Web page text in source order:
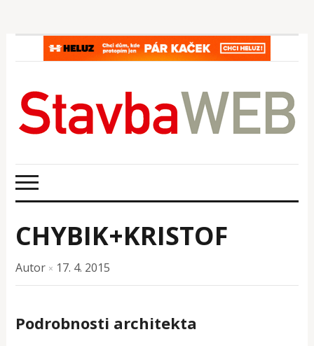
CHYBIK+KRISTOF
Autor × 17. 4. 2015
Podrobnosti architekta